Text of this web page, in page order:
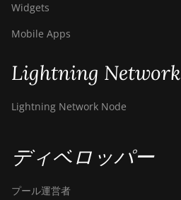
Widgets
Mobile Apps
Lightning Network
Lightning Network Node
ディベロッパー
プール運営者